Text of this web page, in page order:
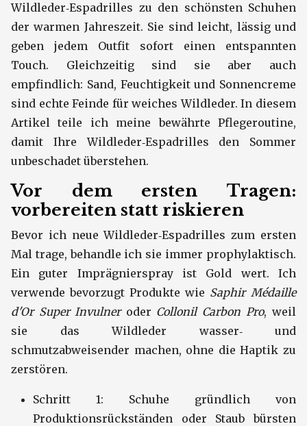
Wildleder‑Espadrilles zu den schönsten Schuhen
der warmen Jahreszeit. Sie sind leicht, lässig und
geben jedem Outfit sofort einen entspannten
Touch. Gleichzeitig sind sie aber auch
empfindlich: Sand, Feuchtigkeit und Sonnencreme
sind echte Feinde für weiches Wildleder. In diesem
Artikel teile ich meine bewährte Pflegeroutine,
damit Ihre Wildleder‑Espadrilles den Sommer
unbeschadet überstehen.
Vor dem ersten Tragen:
vorbereiten statt riskieren
Bevor ich neue Wildleder‑Espadrilles zum ersten
Mal trage, behandle ich sie immer prophylaktisch.
Ein guter Imprägnierspray ist Gold wert. Ich
verwende bevorzugt Produkte wie Saphir Médaille
d'Or Super Invulneroder Collonil Carbon Pro, weil
sie das Wildleder wasser‑ und
schmutzabweisender machen, ohne die Haptik zu
zerstören.
Schritt 1: Schuhe gründlich von
Produktionsrückständen oder Staub bürsten